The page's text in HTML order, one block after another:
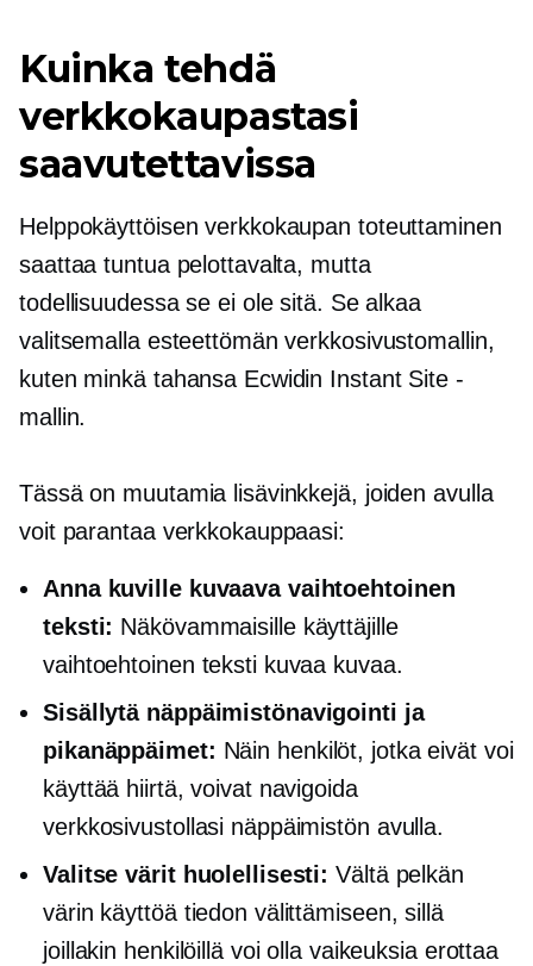
Kuinka tehdä
verkkokaupastasi
saavutettavissa
Helppokäyttöisen verkkokaupan toteuttaminen
saattaa tuntua pelottavalta, mutta
todellisuudessa se ei ole sitä. Se alkaa
valitsemalla esteettömän verkkosivustomallin,
kuten minkä tahansa Ecwidin Instant Site -
mallin.
Tässä on muutamia lisävinkkejä, joiden avulla
voit parantaa verkkokauppaasi:
Anna kuville kuvaava vaihtoehtoinen
teksti: Näkövammaisille käyttäjille
vaihtoehtoinen teksti kuvaa kuvaa.
Sisällytä näppäimistönavigointi ja
pikanäppäimet: Näin henkilöt, jotka eivät voi
käyttää hiirtä, voivat navigoida
verkkosivustollasi näppäimistön avulla.
Valitse värit huolellisesti:Vältä pelkän
värin käyttöä tiedon välittämiseen, sillä
joillakin henkilöillä voi olla vaikeuksia erottaa